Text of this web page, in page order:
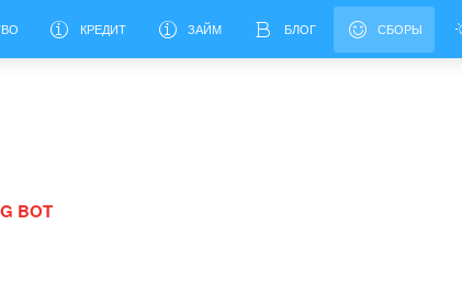
КРЕДИТ ЗАЙМ БЛОГ СБОРЫ
BOT